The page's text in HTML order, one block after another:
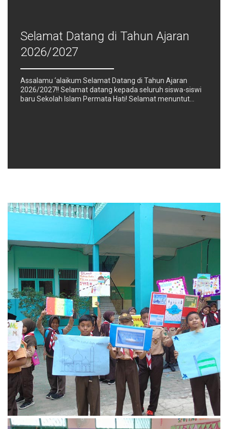
Selamat Datang di Tahun Ajaran
2026/2027
Assalamu ‘alaikum Selamat Datang di Tahun Ajaran
2026/2027!! Selamat datang kepada seluruh siswa-siswi
baru Sekolah Islam Permata Hati! Selamat menuntut…